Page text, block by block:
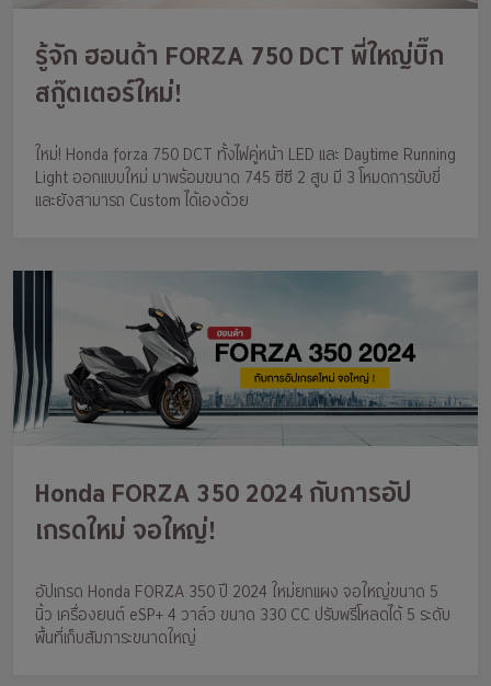
รู้จัก ฮอนด้า FORZA 750 DCT พี่ใหญ่บิ๊ก
สกู๊ตเตอร์ใหม่!
ใหม่! Honda forza 750 DCT ทั้งไฟคู่หน้า LED และ Daytime Running
Light ออกแบบใหม่ มาพร้อมขนาด 745 ซีซี 2 สูบ มี 3 โหมดการขับขี่
และยังสามารถ Custom ได้เองด้วย
Honda FORZA 350 2024 กับการอัป
เกรดใหม่ จอใหญ่!
อัปเกรด Honda FORZA 350 ปี 2024 ใหม่ยกแผง จอใหญ่ขนาด 5
นิ้ว เครื่องยนต์ eSP+ 4 วาล์ว ขนาด 330 CC ปรับพรีโหลดได้ 5 ระดับ
พื้นที่เก็บสัมภาระขนาดใหญ่